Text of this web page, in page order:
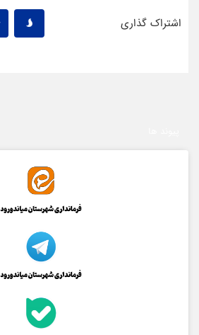
اشتراک گذاری